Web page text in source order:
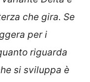
che gira. Se
per i
riguarda
si sviluppa è